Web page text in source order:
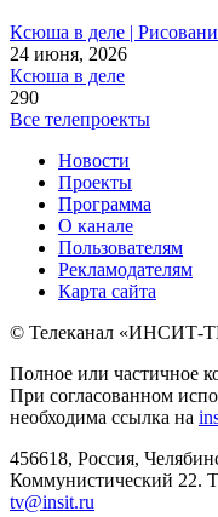
Ксюша в деле |
24 июня, 2026
Ксюша в деле
290
Все телепроекты
Новости
Проекты
Программа
О канале
Пользователям
Рекламодателям
Карта сайта
© Телеканал «ИНСИТ-
Полное или частичное
При согласованном
необходима ссылка на
456618, Россия,
Коммунистический 22.
tv@insit.ru